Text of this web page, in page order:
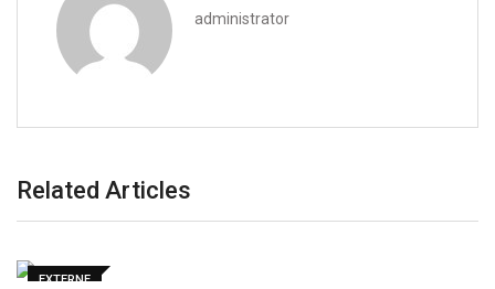
administrator
Related Articles
EXTERNE